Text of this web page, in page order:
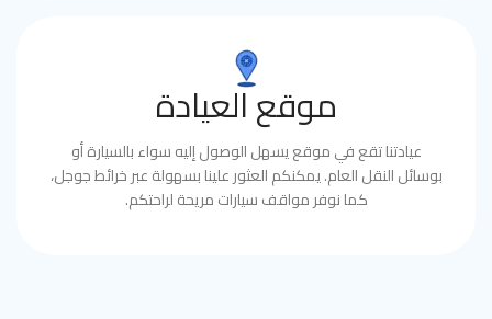
موقع العيادة
عيادتنا تقع في موقع يسهل الوصول إليه سواء بالسيارة أو
بوسائل النقل العام. يمكنكم العثور علينا بسهولة عبر خرائط جوجل،
كما نوفر مواقف سيارات مريحة لراحتكم.